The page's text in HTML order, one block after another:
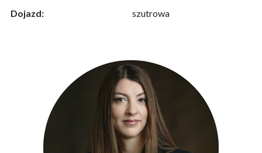
Dojazd:
szutrowa